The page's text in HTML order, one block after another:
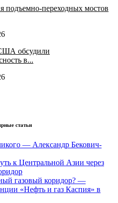
подъемно-переходных мостов
обсудили
в...
статьи
— Александр Бекович-
к Центральной Азии через
газовый коридор? —
«Нефть и газ Каспия» в